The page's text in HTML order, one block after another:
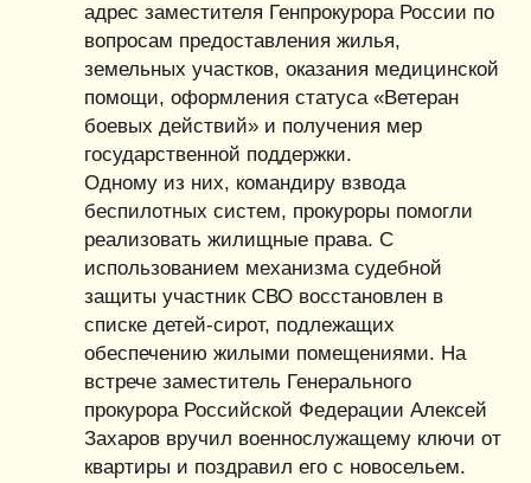
адрес заместителя Генпрокурора России по
вопросам предоставления жилья,
земельных участков, оказания медицинской
помощи, оформления статуса «Ветеран
боевых действий» и получения мер
государственной поддержки.
Одному из них, командиру взвода
беспилотных систем, прокуроры помогли
реализовать жилищные права. С
использованием механизма судебной
защиты участник СВО восстановлен в
списке детей-сирот, подлежащих
обеспечению жилыми помещениями. На
встрече заместитель Генерального
прокурора Российской Федерации Алексей
Захаров вручил военнослужащему ключи от
квартиры и поздравил его с новосельем.